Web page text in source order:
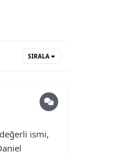
SIRALA
ismi,